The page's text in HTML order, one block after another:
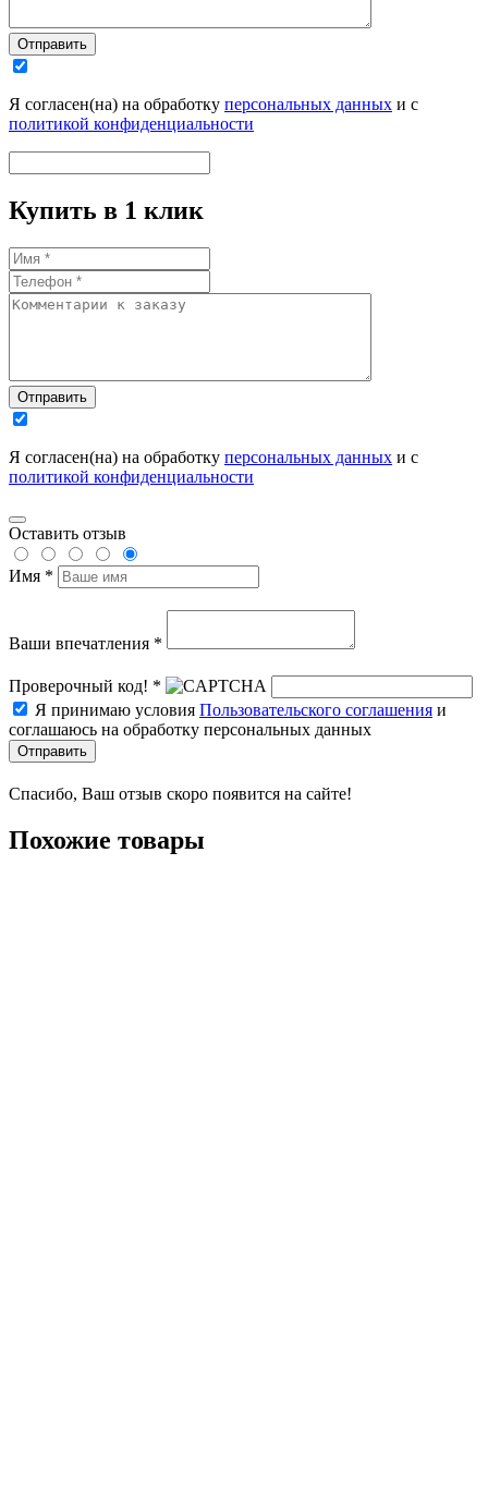
Отправить
Я согласен(на) на обработку персональных данных и с
политикой конфиденциальности
Купить в 1 клик
Отправить
Я согласен(на) на обработку персональных данных и с
политикой конфиденциальности
Оставить отзыв
Имя *
Ваши впечатления *
Проверочный код! *
Я принимаю условия Пользовательского соглашения и
соглашаюсь на обработку персональных данных
Отправить
Спасибо, Ваш отзыв скоро появится на сайте!
Похожие товары